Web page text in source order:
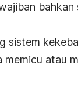
sistem
atau